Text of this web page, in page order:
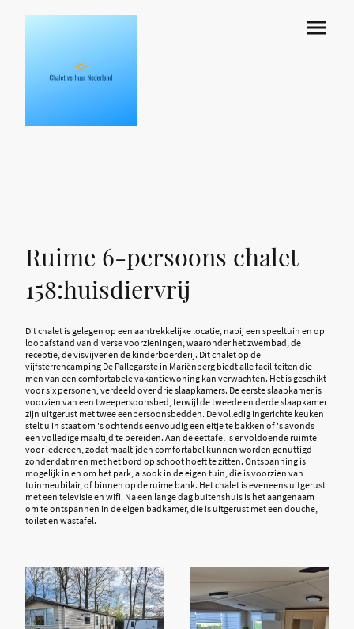
Ruime 6-persoons chalet
158:huisdiervrij
Dit chalet is gelegen op een aantrekkelijke locatie, nabij een speeltuin en op
loopafstand van diverse voorzieningen, waaronder het zwembad, de
receptie, de visvijver en de kinderboerderij. Dit chalet op de
vijfsterrencamping De Pallegarste in Mariënberg biedt alle faciliteiten die
men van een comfortabele vakantiewoning kan verwachten. Het is geschikt
voor six personen, verdeeld over drie slaapkamers. De eerste slaapkamer is
voorzien van een tweepersoonsbed, terwijl de tweede en derde slaapkamer
zijn uitgerust met twee eenpersoonsbedden. De volledig ingerichte keuken
stelt u in staat om 's ochtends eenvoudig een eitje te bakken of 's avonds
een volledige maaltijd te bereiden. Aan de eettafel is er voldoende ruimte
voor iedereen, zodat maaltijden comfortabel kunnen worden genuttigd
zonder dat men met het bord op schoot hoeft te zitten. Ontspanning is
mogelijk in en om het park, alsook in de eigen tuin, die is voorzien van
tuinmeubilair, of binnen op de ruime bank. Het chalet is eveneens uitgerust
met een televisie en wifi. Na een lange dag buitenshuis is het aangenaam
om te ontspannen in de eigen badkamer, die is uitgerust met een douche,
toilet en wastafel.